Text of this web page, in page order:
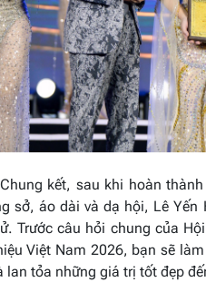
kết, sau khi hoàn
sở, áo dài và dạ hội, Lê
Trước câu hỏi chung của
Việt Nam 2026, bạn sẽ
lan tỏa những giá trị tốt đẹp